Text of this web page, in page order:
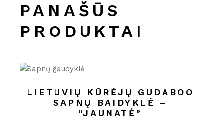
PANAŠŪS
PRODUKTAI
LIETUVIŲ KŪRĖJŲ GUDABOO
SAPNŲ BAIDYKLĖ –
“JAUNATĖ”